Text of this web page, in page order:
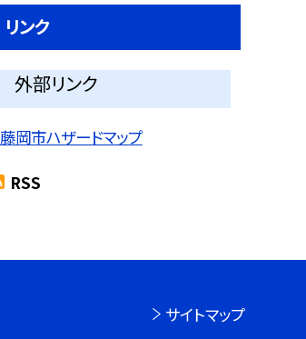
リンク
外部リンク
藤岡市ハザードマップ
RSS
サイトマップ